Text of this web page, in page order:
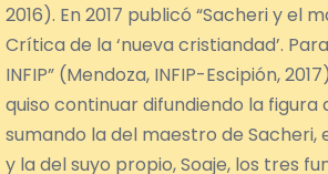
2016). En 2017 publicó “Sacheri y el
Crítica de la ‘nueva cristiandad’.
INFIP” (Mendoza, INFIP-Escipión,
quiso continuar difundiendo la figura
sumando la del maestro de Sacheri,
y la del suyo propio, Soaje, los tres